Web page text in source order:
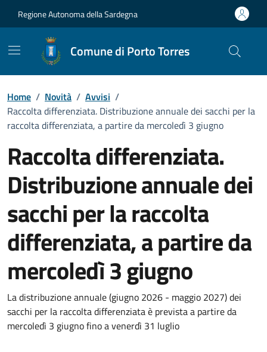
Regione Autonoma della Sardegna
Comune di Porto Torres
Home / Novità / Avvisi /
Raccolta differenziata. Distribuzione annuale dei sacchi per la
raccolta differenziata, a partire da mercoledì 3 giugno
Raccolta differenziata.
Distribuzione annuale dei
sacchi per la raccolta
differenziata, a partire da
mercoledì 3 giugno
Dettagli della notizia
La distribuzione annuale (giugno 2026 - maggio 2027) dei
sacchi per la raccolta differenziata è prevista a partire da
mercoledì 3 giugno fino a venerdì 31 luglio